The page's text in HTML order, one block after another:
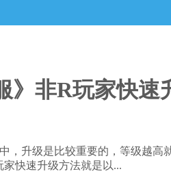
》非R玩家快
，升级是比较重要的，等级越
快速升级方法就是以...